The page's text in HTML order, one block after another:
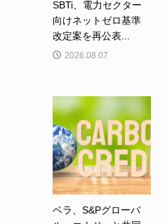
SBTi、電力セクター
向けネットゼロ基準
改定案を再公表...
2026.08.07
ベラ、S&Pグローバ